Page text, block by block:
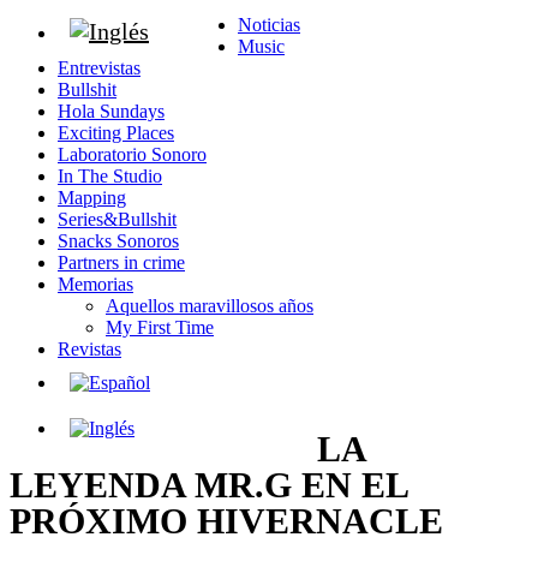
Noticias
Music
Entrevistas
Bullshit
Hola Sundays
Exciting Places
Laboratorio Sonoro
In The Studio
Mapping
Series&Bullshit
Snacks Sonoros
Partners in crime
Memorias
Aquellos maravillosos años
My First Time
Revistas
LA
LEYENDA MR.G EN EL
PRÓXIMO HIVERNACLE